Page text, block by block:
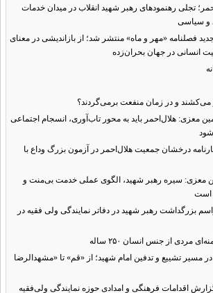
تجلی رهنمودهای رهبر شهید انقلاب در میدان خدمات
و سیاسی
فصلنامه «مهر و ماه» منتشر شد؛ از بازاندیشی در معنای
انسانی در جهان بحران‌زده
می‌کشند و در زمان منفعت برمی‌گردند؟
معزی: هلال‌احمر باید به محور تاب‌آوری، انسجام اجتماعی
درخشان جمعیت هلال‌احمر در آزمون بزرگ وداع با
معزی: سیره رهبر شهید، الگوی عملی خدمت بی‌منت و
است
بیش از ۴۰ مراسم بزرگداشت رهبر شهید در دفاتر نمایندگی ولی فقیه در
مردی از جنس انسان ۲۵۰ ساله
مسیر تشییع و تدفین امام شهید؛ از «قم» تا «مشهدالرضا
اقدامات فرهنگی و امدادی حوزه نمایندگی ولی‌فقیه